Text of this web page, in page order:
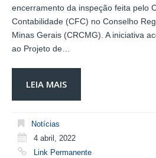
encerramento da inspeção feita pelo
Contabilidade (CFC) no Conselho
Minas Gerais (CRCMG). A iniciativa
ao Projeto de…
LEIA MAIS
Notícias
4 abril, 2022
Link Permanente